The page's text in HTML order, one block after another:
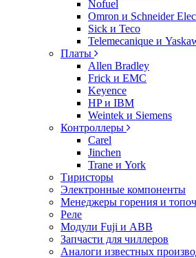
Nofuel
Omron и Schneider
Sick и Teco
Telemecanique и
Платы
Allen Bradley
Frick и EMC
Keyence
HP и IBM
Weintek и Siemens
Контроллеры
Carel
Jinchen
Trane и York
Тиристоры
Электронные компоненты
Менеджеры горения и
Реле
Модули Fuji и ABB
Запчасти для чиллеров
Аналоги известных